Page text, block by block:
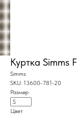
Куртка Simms
Simms
SKU: 13600-781-20
Размер
Цвет
+7 962 587 43
Обратный звонок
Предложения и
ПОЛУЧИТЬ